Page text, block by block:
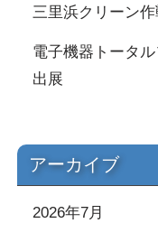
三里浜クリーン
電子機器トータ
出展
アーカイブ
2026年7月